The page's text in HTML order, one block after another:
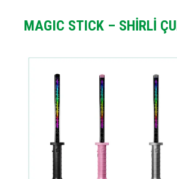
MAGIC STICK – SHİRLİ